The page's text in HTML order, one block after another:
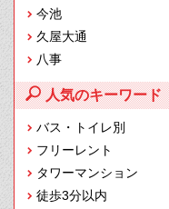
今池
久屋大通
八事
人気のキーワード
バス・トイレ別
フリーレント
タワーマンション
徒歩3分以内